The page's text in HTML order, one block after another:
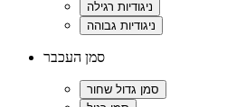
סמן העכבר